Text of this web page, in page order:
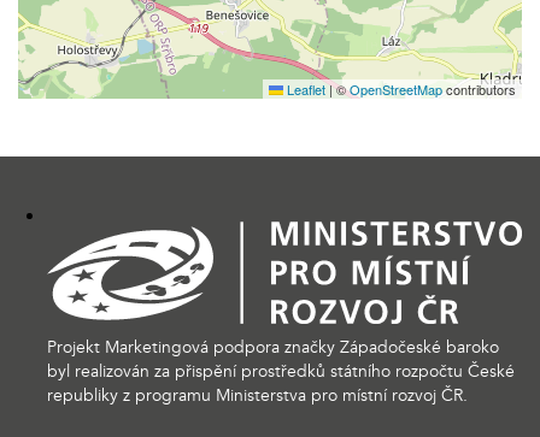
Leaflet|©OpenStreetMapcontributors
Projekt Marketingová podpora značky Západočeské baroko
byl realizován za přispění prostředků státního rozpočtu České
republiky z programu Ministerstva pro místní rozvoj ČR.